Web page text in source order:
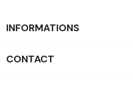
INFORMATIONS
CONTACT